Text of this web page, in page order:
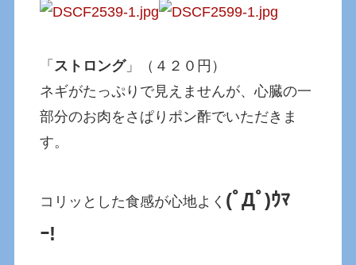
「 ストロング」（４２０円）
ネギがたっぷりで見えませんが、心臓の一
部分のお肉をさぱりポン酢でいただきま
す。
コリッとした食感が心地よく (ﾟДﾟ)ｳﾏ
ｰ!